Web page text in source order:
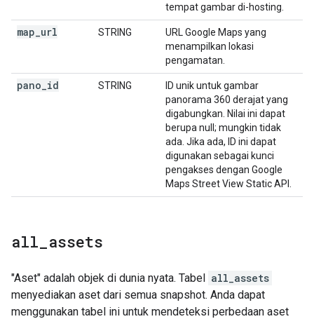
tempat gambar di-hosting.
map url STRING
URL Google Maps yang
menampilkan lokasi
pengamatan.
pano id STRING
ID unik untuk gambar
panorama 360 derajat yang
digabungkan. Nilai ini dapat
berupa null; mungkin tidak
ada. Jika ada, ID ini dapat
digunakan sebagai kunci
pengakses dengan Google
Maps Street View Static API.
all assets
"Aset" adalah objek di dunia nyata. Tabel all_assets
menyediakan aset dari semua snapshot. Anda dapat
menggunakan tabel ini untuk mendeteksi perbedaan aset